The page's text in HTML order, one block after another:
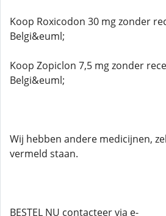
Koop Roxicodon 30 mg zonder
Belgi&euml;
Koop Zopiclon 7,5 mg zonder
Belgi&euml;
Wij hebben andere medicijnen,
vermeld staan.
BESTEL NU contacteer via e-